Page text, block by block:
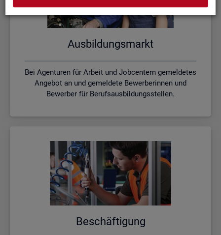
Aus­bil­dungs­markt
Bei Agenturen für Arbeit und Jobcentern gemeldetes
Angebot an und gemeldete Bewerberinnen und
Bewerber für Berufsausbildungsstellen.
Be­schäf­ti­gung